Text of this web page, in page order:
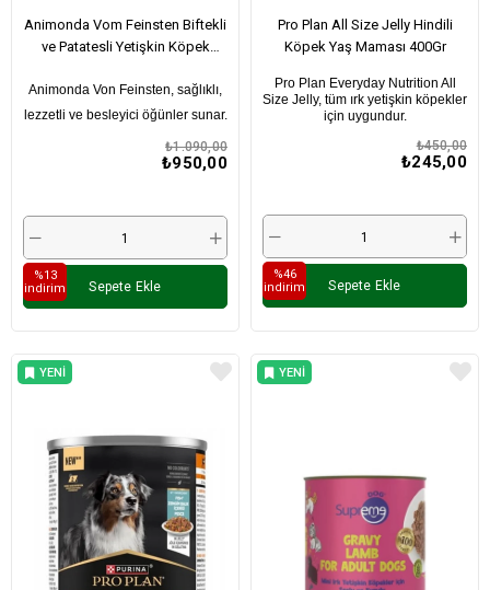
Animonda Vom Feinsten Biftekli
ve Patatesli Yetişkin Köpek
Animonda Von Feinsten, sağlıklı,
lezzetli ve besleyici öğünler sunar.
₺950,00
₺1.090,00
Sepete Ekle
%13
i̇ndirim
Pro Plan All Size Jelly Hindili
Köpek Yaş Maması 400Gr
Pro Plan Everyday Nutrition All
Size Jelly, tüm ırk yetişkin köpekler
için uygundur.
₺245,00
₺450,00
Sepete Ekle
%46
i̇ndirim
YENI
YENI